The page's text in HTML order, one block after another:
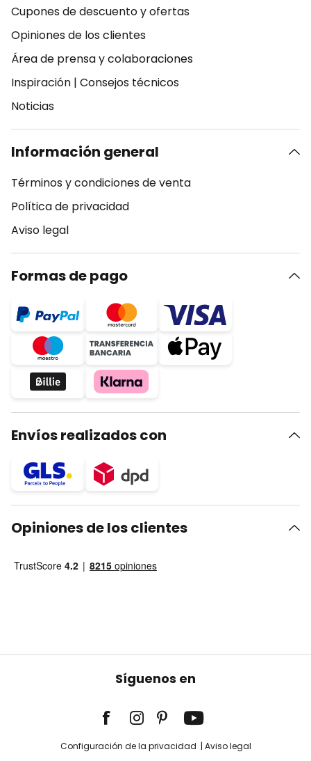
Cupones de descuento y ofertas
Opiniones de los clientes
Área de prensa y colaboraciones
Inspiración | Consejos técnicos
Noticias
Información general
Términos y condiciones de venta
Política de privacidad
Aviso legal
Formas de pago
Envíos realizados con
Opiniones de los clientes
Síguenos en
Configuración de la privacidad
Aviso legal